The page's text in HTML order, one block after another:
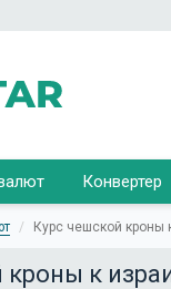
Конвертер
Курс чешской
кроны к